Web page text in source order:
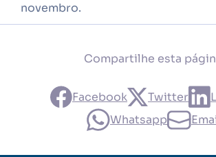
novembro.
Compartilhe esta
Facebook Twitter
Whatsapp